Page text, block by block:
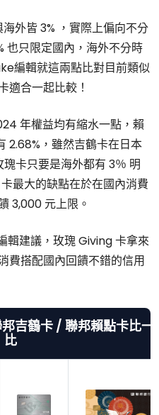
外皆 3% ，實際上偏向不分
也只限定國內，海外不分時
編輯就這兩點比對目前類似
適合一起比較！
年權益均有縮水一點，賴
2.68%，雖然吉鶴卡在日本
卡只要是海外都有 3％ 明
最大的缺點在於在國內消費
3,000 元上限。
輯建議，玫瑰 Giving 卡拿來
費搭配國內回饋不錯的信用
吉鶴卡 / 聯邦賴點卡比一
比